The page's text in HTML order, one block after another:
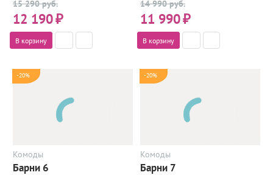
15 290 руб.
12 190₽
В корзину
14 990 руб.
11 990₽
В корзину
-20%
Комоды
Барни 6
-20%
Комоды
Барни 7